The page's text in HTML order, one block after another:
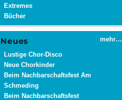
Extremes
Bücher
mehr…
Neues
Lustige Chor-Disco
Neue Chorkinder
Beim Nachbarschaftsfest Am
Schmeding
Beim Nachbarschaftsfest